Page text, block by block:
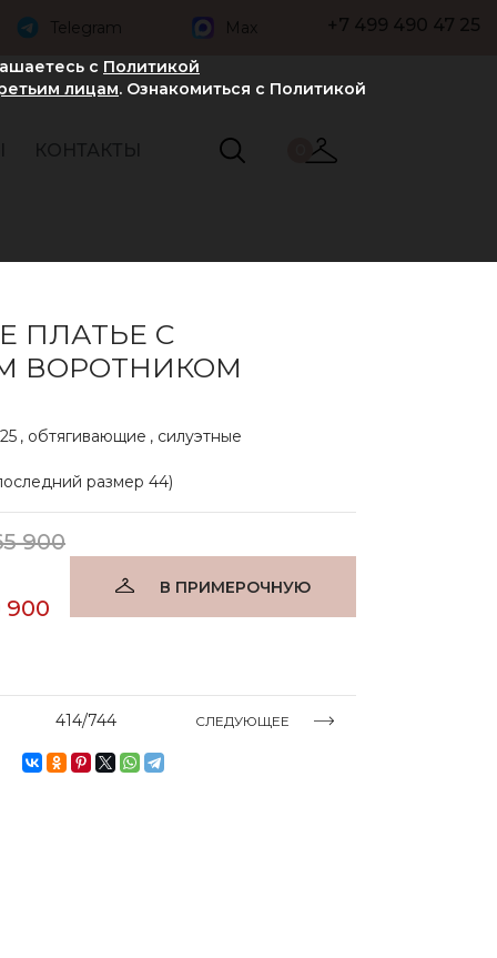
Telegram Max +7 499 490 47 25
КОНТАКТЫ
ПЛАТЬЕ С
ВОРОТНИКОМ
, обтягивающие , силуэтные
размер 44)
900
900
В ПРИМЕРОЧНУЮ
414/744 СЛЕДУЮЩЕЕ
с Политикой
лицам. Ознакомиться с Политикой